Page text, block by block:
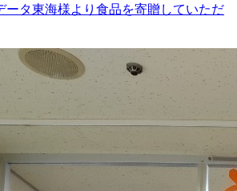
ータ東海様より食品を寄贈していただ